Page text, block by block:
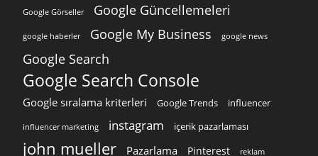
Google Görseller Google Güncellemeleri
google haberler Google My Business google news
Google Search
Google Search Console
Google sıralama kriterleri Google Trends influencer
influencer marketing instagram içerik pazarlaması
john mueller Pazarlama Pinterest reklam